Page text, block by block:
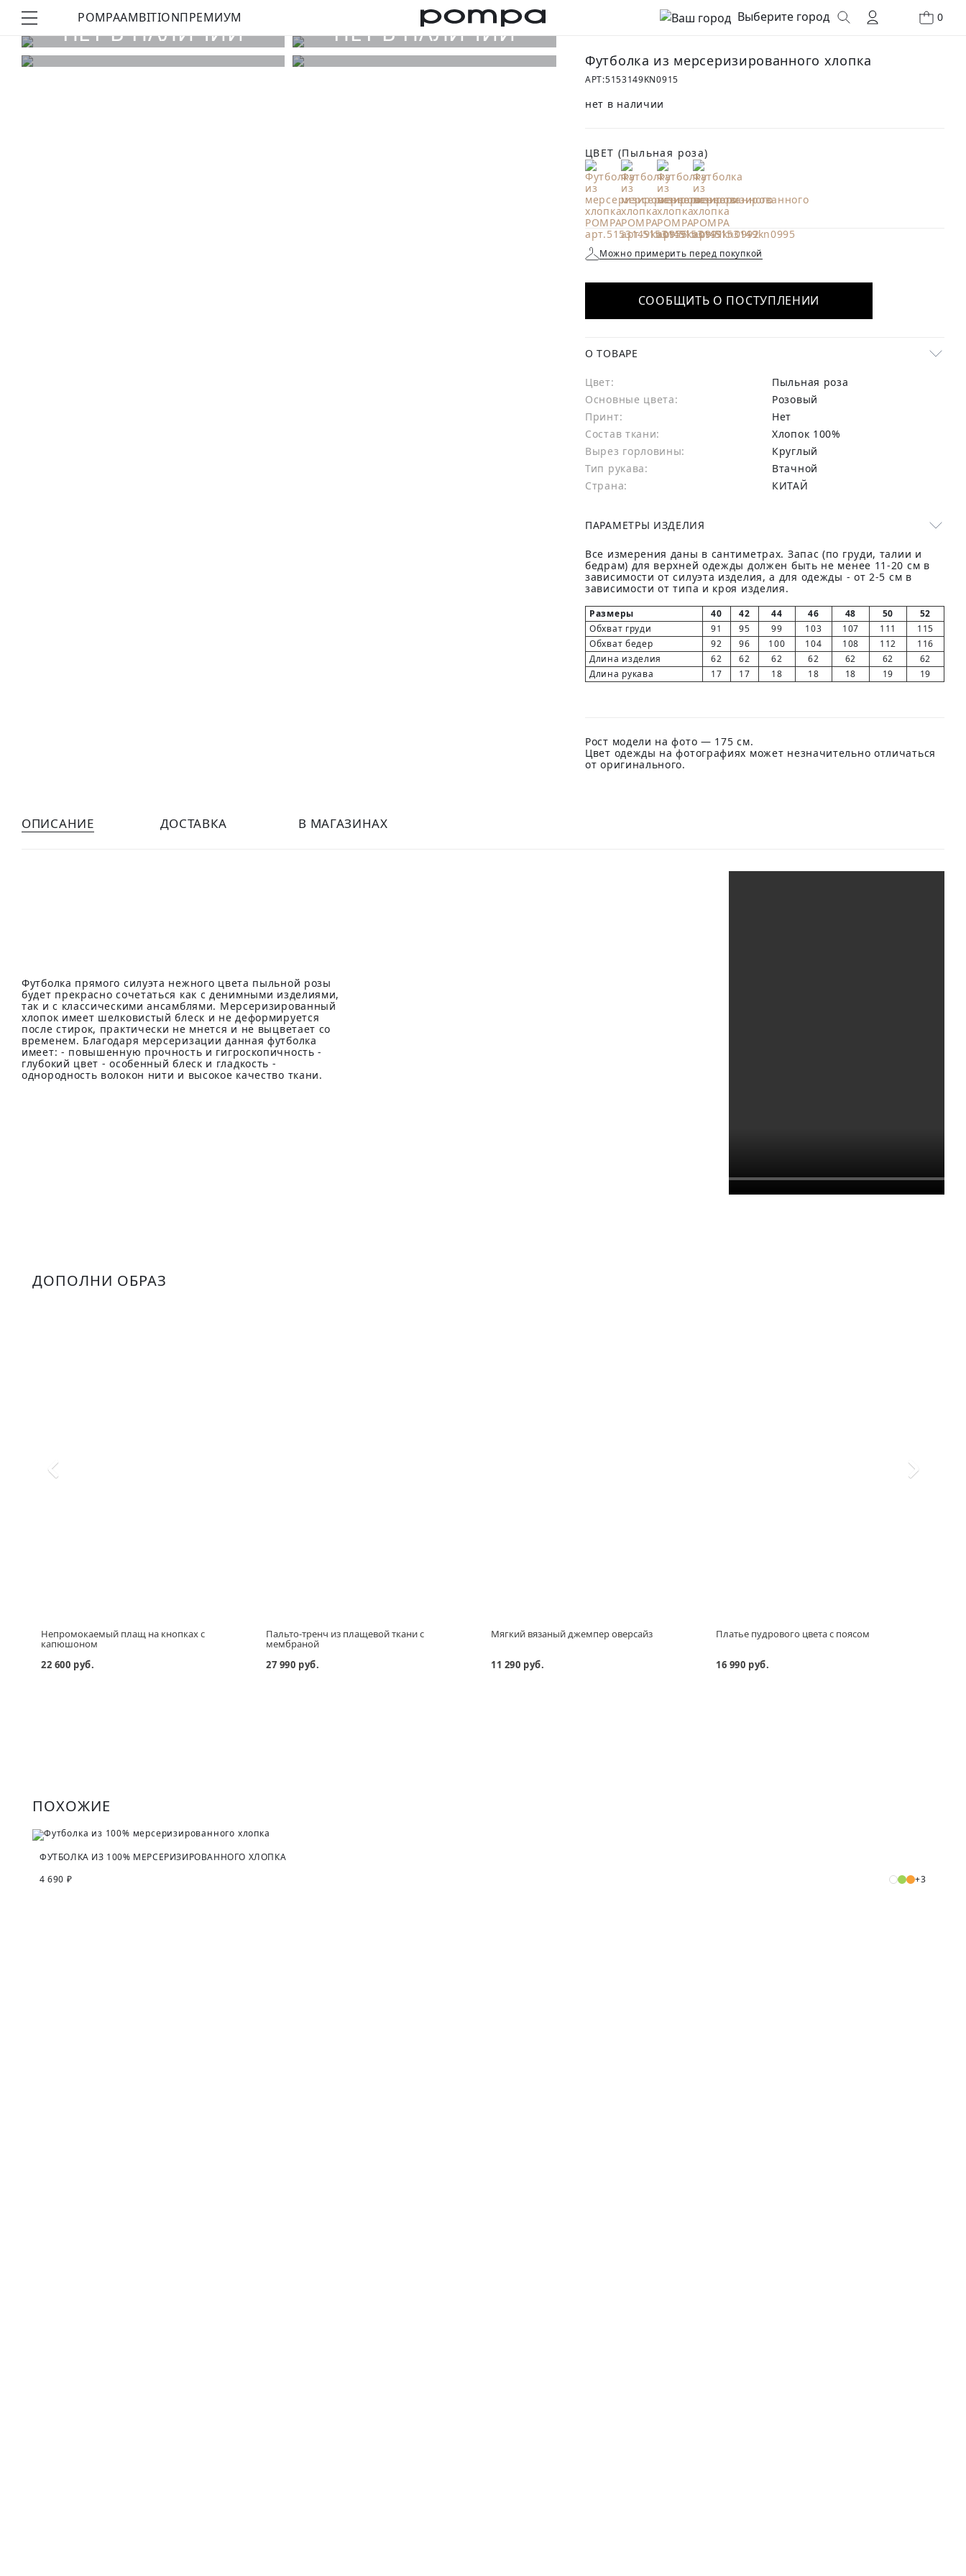
POMPAAMBITIONПРЕМИУМ Выберите город 0
Футболка из мерсеризированного хлопка
АРТ:5153149KN0915
нет в наличии
ЦВЕТ (Пыльная роза)
Можно примерить перед покупкой
СООБЩИТЬ О ПОСТУПЛЕНИИ
О ТОВАРЕ
Цвет:
Пыльная роза
Основные цвета:
розовый
Принт:
Нет
Состав ткани:
хлопок 100%
Вырез горловины:
Круглый
Тип рукава:
Втачной
Страна:
КИТАЙ
ПАРАМЕТРЫ ИЗДЕЛИЯ
Все измерения даны в сантиметрах. Запас (по груди, талии и
бедрам) для верхней одежды должен быть не менее 11-20 см в
зависимости от силуэта изделия, а для одежды - от 2-5 см в
зависимости от типа и кроя изделия.
Размеры 40 42 44 46 48 50
52
Обхват груди
91 95 99 103 107 111
115
Обхват бедер
92 96 100 104 108 112
116
Длина изделия
62 62 62 62 62 62
62
Длина рукава
17 17 18 18 18 19 19
Рост модели на фото — 175 см.
Цвет одежды на фотографиях может незначительно отличаться
от оригинального.
ОПИСАНИЕ ДОСТАВКА В МАГАЗИНАХ
Футболка прямого силуэта нежного цвета пыльной розы
будет прекрасно сочетаться как с денимными изделиями,
так и с классическими ансамблями. Мерсеризированный
хлопок имеет шелковистый блеск и не деформируется
после стирок, практически не мнется и не выцветает со
временем. Благодаря мерсеризации данная футболка
имеет: - повышенную прочность и гигроскопичность -
глубокий цвет - особенный блеск и гладкость -
однородность волокон нити и высокое качество ткани.
ДОПОЛНИ ОБРАЗ
Непромокаемый плащ на кнопках с
капюшоном
22 600 руб.
Пальто-тренч из плащевой ткани с
мембраной
27 990 руб.
Мягкий вязаный джемпер оверсайз
11 290 руб.
Платье пудрового цвета с поясом
16 990 руб.
ПОХОЖИЕ
ФУТБОЛКА ИЗ 100% МЕРСЕРИЗИРОВАННОГО ХЛОПКА
4 690 ₽
+3